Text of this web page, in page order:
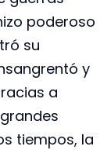
poderoso
su
y
a
tiempos, la